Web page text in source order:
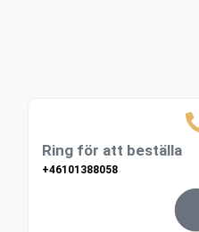
Ring för att beställa
+46101388058